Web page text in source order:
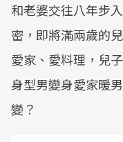
和老婆交往八年步
密，即將滿兩歲的
愛家、愛料理，兒
身型男變身愛家暖
變？